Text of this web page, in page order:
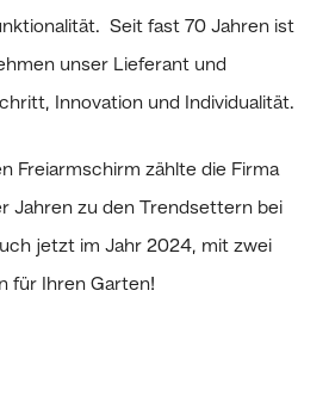
Seit fast 70 Jahren ist
unser Lieferant und
Innovation und Individualität.
Freiarmschirm zählte die Firma
Jahren zu den Trendsettern bei
jetzt im Jahr 2024, mit zwei
für Ihren Garten!